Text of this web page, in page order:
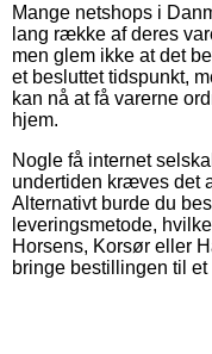
Mange netshops i
lang række af deres
men glem ikke at det
et besluttet tidspunkt,
kan nå at få varerne
hjem.
Nogle få internet
undertiden kræves det
Alternativt burde du
leveringsmetode,
Horsens, Korsør eller
bringe bestillingen til